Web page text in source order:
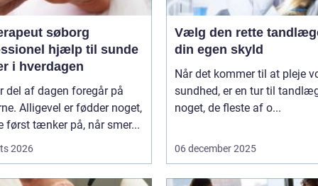
søborg
hjælp til sunde
i hverdagen
del af dagen foregår på
Alligevel er fødder noget,
først tænker på, når smer...
2026
Vælg den rette
din egen skyld
Når det kommer til at pleje
sundhed, er en tur til
noget, de fleste af o...
06 december 2025